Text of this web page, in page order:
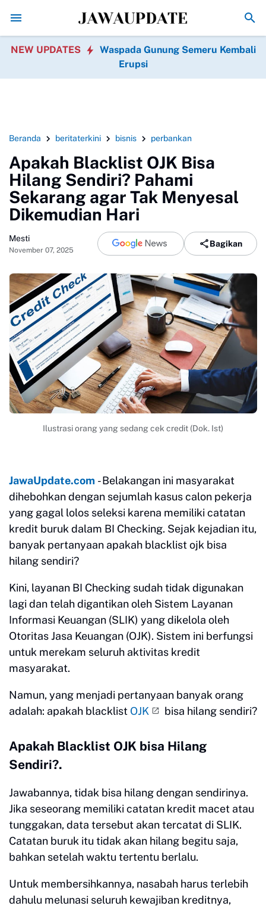
Komentar Nakes soal Pasien BPJS Bikin Geger,
NEW UPDATES
Waspada Gunung Semeru Kembali
Erupsi
Beranda beritaterkini bisnis perbankan
Apakah Blacklist OJK Bisa
Hilang Sendiri? Pahami
Sekarang agar Tak Menyesal
Dikemudian Hari
Mesti
November 07, 2025
Bagikan
Ilustrasi orang yang sedang cek credit (Dok. Ist)
JawaUpdate.com - Belakangan ini masyarakat
dihebohkan dengan sejumlah kasus calon pekerja
yang gagal lolos seleksi karena memiliki catatan
kredit buruk dalam BI Checking. Sejak kejadian itu,
banyak pertanyaan apakah blacklist ojk bisa
hilang sendiri?
Kini, layanan BI Checking sudah tidak digunakan
lagi dan telah digantikan oleh Sistem Layanan
Informasi Keuangan (SLIK) yang dikelola oleh
Otoritas Jasa Keuangan (OJK). Sistem ini berfungsi
untuk merekam seluruh aktivitas kredit
masyarakat.
Namun, yang menjadi pertanyaan banyak orang
adalah: apakah blacklist OJK bisa hilang sendiri?
Apakah Blacklist OJK bisa Hilang
Sendiri?.
Jawabannya, tidak bisa hilang dengan sendirinya.
Jika seseorang memiliki catatan kredit macet atau
tunggakan, data tersebut akan tercatat di SLIK.
Catatan buruk itu tidak akan hilang begitu saja,
bahkan setelah waktu tertentu berlalu.
Untuk membersihkannya, nasabah harus terlebih
dahulu melunasi seluruh kewajiban kreditnya,